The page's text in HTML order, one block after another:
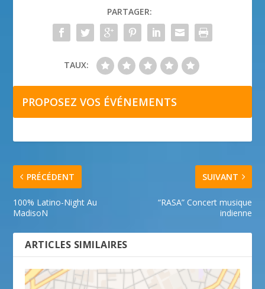
PARTAGER:
TAUX:
PROPOSEZ VOS ÉVÉNEMENTS
PRÉCÉDENT
100% Latino-Night Au
MadisoN
SUIVANT
“RASA” Concert musique
indienne
ARTICLES SIMILAIRES